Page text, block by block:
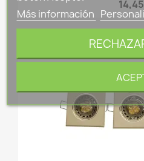
Más información